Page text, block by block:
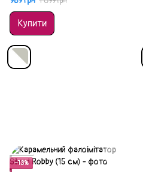
Купити
Акція
−13%